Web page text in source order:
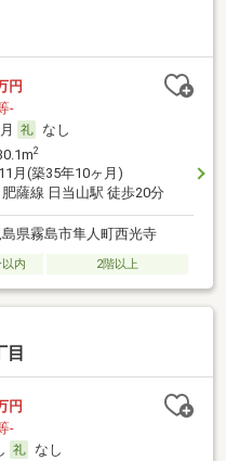
円
-
なし
2
月(築35年10ヶ月)
肥薩線 日当山駅 徒歩20分
島県霧島市隼人町西光寺
内 2階以上
目
円
-
なし